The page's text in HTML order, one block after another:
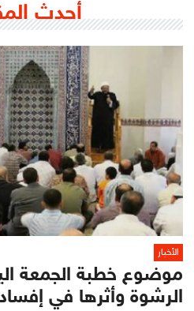
أحدث
الأخبار
الرشوة وأثرها في